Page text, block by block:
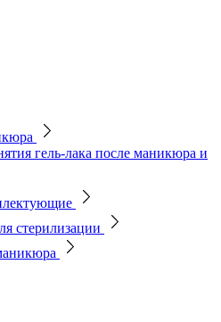
гель-лака после маникюра и
стерилизации